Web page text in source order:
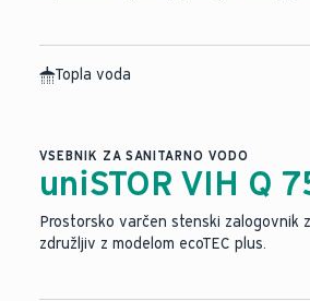
Topla voda
VSEBNIK ZA SANITARNO VODO
uniSTOR VIH Q
Prostorsko varčen stenski zalogovnik
združljiv z modelom ecoTEC plus.